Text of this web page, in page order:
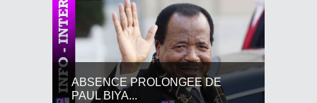
ABSENCE PROLONGEE DE
PAUL BIYA...